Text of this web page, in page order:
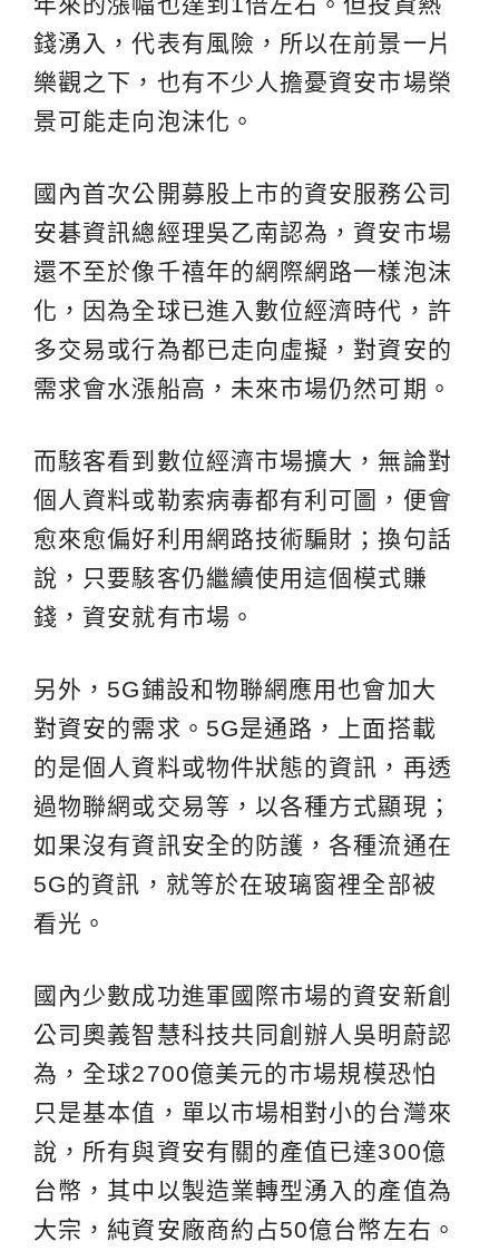
錢湧入，代表有風險，所以在前景一片
樂觀之下，也有不少人擔憂資安市場榮
景可能走向泡沫化。
國內首次公開募股上市的資安服務公司
安碁資訊總經理吳乙南認為，資安市場
還不至於像千禧年的網際網路一樣泡沫
化，因為全球已進入數位經濟時代，許
多交易或行為都已走向虛擬，對資安的
需求會水漲船高，未來市場仍然可期。
而駭客看到數位經濟市場擴大，無論對
個人資料或勒索病毒都有利可圖，便會
愈來愈偏好利用網路技術騙財；換句話
說，只要駭客仍繼續使用這個模式賺
錢，資安就有市場。
另外，5G鋪設和物聯網應用也會加大
對資安的需求。5G是通路，上面搭載
的是個人資料或物件狀態的資訊，再透
過物聯網或交易等，以各種方式顯現；
如果沒有資訊安全的防護，各種流通在
5G的資訊，就等於在玻璃窗裡全部被
看光。
國內少數成功進軍國際市場的資安新創
公司奧義智慧科技共同創辦人吳明蔚認
為，全球2700億美元的市場規模恐怕
只是基本值，單以市場相對小的台灣來
說，所有與資安有關的產值已達300億
台幣，其中以製造業轉型湧入的產值為
大宗，純資安廠商約占50億台幣左右。